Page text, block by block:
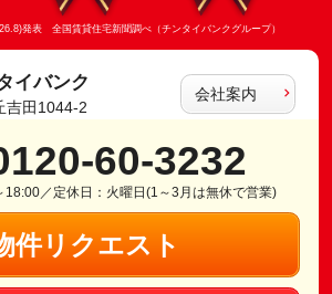
発表 全国賃貸住宅新聞調べ（チンタイバンクグループ）
イバンク
吉田1044-2
会社案内
60-3232
18:00／定休日：火曜日(1～3月は無休で営業)
件リクエスト